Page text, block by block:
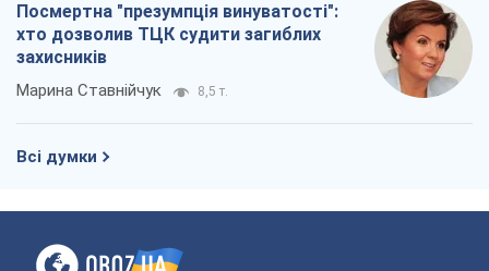
Посмертна "презумпція винуватості":
хто дозволив ТЦК судити загиблих
захисників
Марина Ставнійчук 8,5 т.
Всі думки